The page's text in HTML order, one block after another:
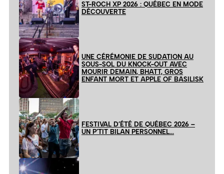
ST-ROCH XP 2026 : QUÉBEC EN MODE
DÉCOUVERTE
UNE CÉRÉMONIE DE SUDATION AU
SOUS-SOL DU KNOCK-OUT AVEC
MOURIR DEMAIN, BHATT, GROS
ENFANT MORT ET APPLE OF BASILISK
FESTIVAL D’ÉTÉ DE QUÉBEC 2026 –
UN P’TIT BILAN PERSONNEL…